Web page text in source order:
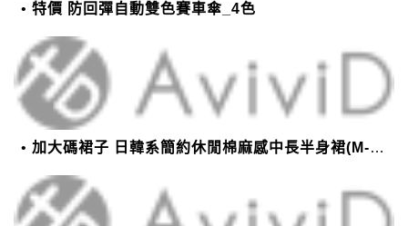
特價 防回彈自動雙色賽車傘_4色
加大碼裙子 日韓系簡約休閒棉麻感中長半身裙(M-2XL)【XMS54038】＊艾美時尚(現+預)